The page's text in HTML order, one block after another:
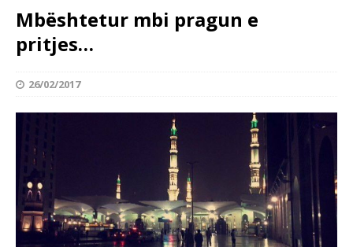
Mbështetur mbi pragun e
pritjes…
26/02/2017